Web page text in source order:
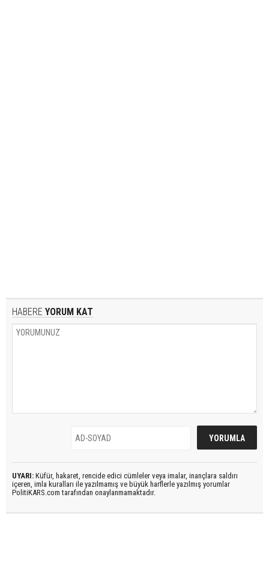
HABERE YORUM KAT
UYARI: Küfür, hakaret, rencide edici cümleler veya imalar, inançlara saldırı
içeren, imla kuralları ile yazılmamış ve büyük harflerle yazılmış yorumlar
PolitiKARS.com tarafından onaylanmamaktadır.